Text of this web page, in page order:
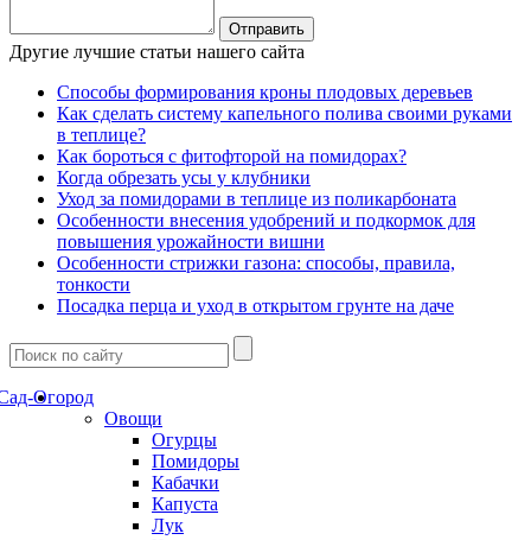
Другие лучшие статьи нашего сайта
Способы формирования кроны плодовых деревьев
Как сделать систему капельного полива своими руками
в теплице?
Как бороться с фитофторой на помидорах?
Когда обрезать усы у клубники
Уход за помидорами в теплице из поликарбоната
Особенности внесения удобрений и подкормок для
повышения урожайности вишни
Особенности стрижки газона: способы, правила,
тонкости
Посадка перца и уход в открытом грунте на даче
Огород
Овощи
Огурцы
Помидоры
Кабачки
Капуста
Лук